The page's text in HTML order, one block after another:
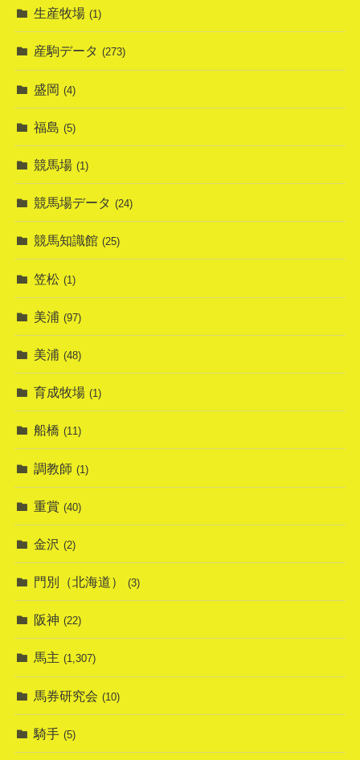
生産牧場 (1)
産駒データ (273)
盛岡 (4)
福島 (5)
競馬場 (1)
競馬場データ (24)
競馬知識館 (25)
笠松 (1)
美浦 (97)
美浦 (48)
育成牧場 (1)
船橋 (11)
調教師 (1)
重賞 (40)
金沢 (2)
門別（北海道） (3)
阪神 (22)
馬主 (1,307)
馬券研究会 (10)
騎手 (5)